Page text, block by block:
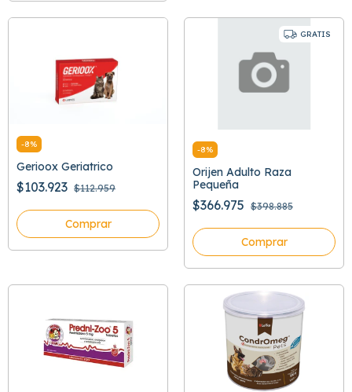
-8%
Gerioox Geriatrico
$103.923 $112.959
Comprar
GRATIS
-8%
Orijen Adulto Raza
Pequeña
$366.975 $398.885
Comprar